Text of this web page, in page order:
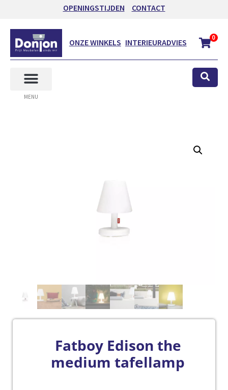
OPENINGSTIJDEN CONTACT
ONZE WINKELS INTERIEURADVIES 0
MENU
Fatboy Edison the
medium tafellamp